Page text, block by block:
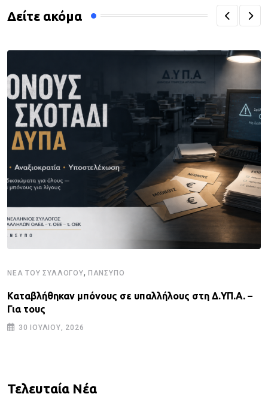
Δείτε ακόμα
ΝΈΑ ΤΟΥ ΣΥΛΛΌΓΟΥ, ΠΑΝΣΥΠΟ
Καταβλήθηκαν μπόνους σε υπαλλήλους στη Δ.ΥΠ.Α. –
Για τους
30 ΙΟΥΛΊΟΥ, 2026
Τελευταία Νέα